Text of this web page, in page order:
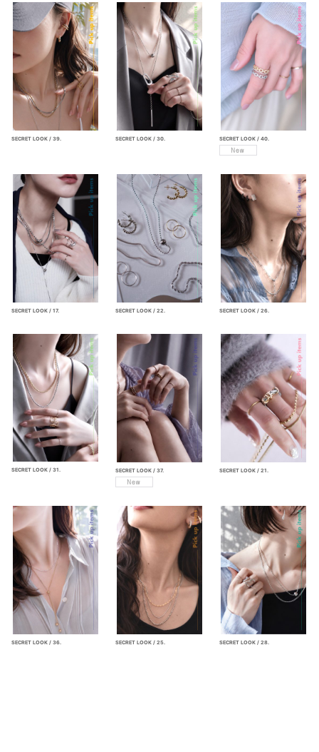
SECRET LOOK / 39. SECRET LOOK / 30. SECRET LOOK / 40.
SECRET LOOK / 17. SECRET LOOK / 22. SECRET LOOK / 26.
SECRET LOOK / 31. SECRET LOOK / 37. SECRET LOOK / 21.
SECRET LOOK / 36. SECRET LOOK / 25. SECRET LOOK / 28.